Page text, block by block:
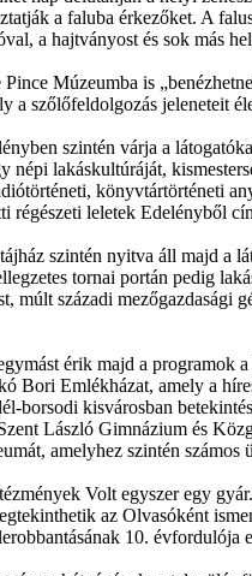
a faluba érkezőket. A
a hajtványost és sok más
Múzeumba is
a szőlőfeldolgozás jeleneteit
szintén várja a
népi lakáskultúráját,
könyvtártörténeti
régészeti leletek Edelényből
szintén nyitva áll majd a
tornai portán pedig
múlt századi mezőgazdasági
érik majd a programok
Bori Emlékházat, amely a
borsodi kisvárosban
László Gimnázium és
amelyhez szintén
Volt egyszer egy
az Olvasóként
10. évfordulója